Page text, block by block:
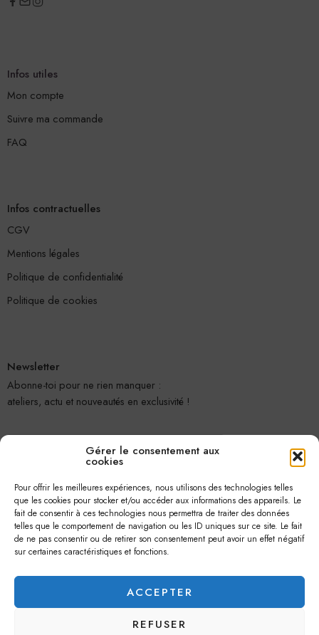
Gérer le consentement aux
cookies
Pour offrir les meilleures expériences, nous utilisons des technologies telles
que les cookies pour stocker et/ou accéder aux informations des appareils. Le
fait de consentir à ces technologies nous permettra de traiter des données
telles que le comportement de navigation ou les ID uniques sur ce site. Le fait
de ne pas consentir ou de retirer son consentement peut avoir un effet négatif
sur certaines caractéristiques et fonctions.
ACCEPTER
REFUSER
Infos utiles
Mon compte
Suivre ma commande
FAQ
Infos contractuelles
CGV
Mentions légales
Politique de confidentialité
Politique de cookies
Newsletter
Abonne-toi pour ne rien manquer :
ateliers, actu et nouveautés en exclusivité !
Je m'abonne